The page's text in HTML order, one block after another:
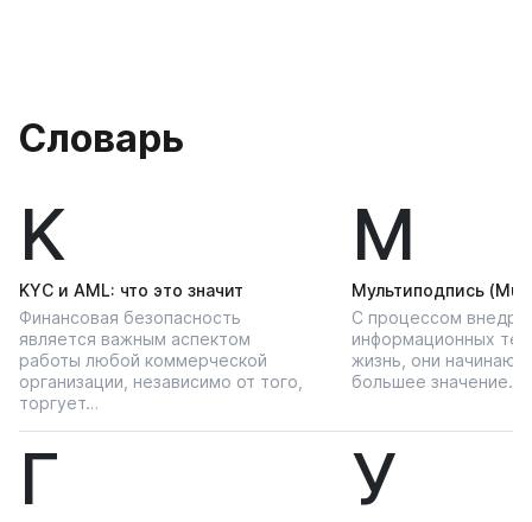
Словарь
K
KYС и AML: что это значит
Финансовая безопасность
является важным аспектом
работы любой коммерческой
организации, независимо от того,
торгует…
М
Мультиподпись
С процессом
информационных
жизнь, они начинают
большее значение…
Г У